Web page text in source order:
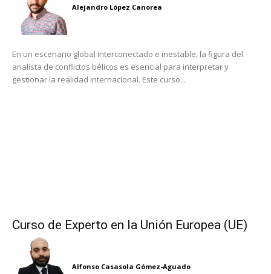
Alejandro López Canorea
En un escenario global interconectado e inestable, la figura del
analista de conflictos bélicos es esencial para interpretar y
gestionar la realidad internacional. Este curso...
Curso de Experto en la Unión Europea (UE)
Alfonso Casasola Gómez-Aguado